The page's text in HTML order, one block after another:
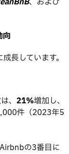
向
長しています。
、 21%増加し、
件（2023年5
の3番目に